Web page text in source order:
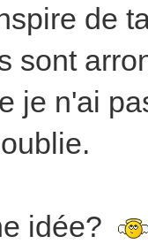
de
sont
je n'ai
idée?